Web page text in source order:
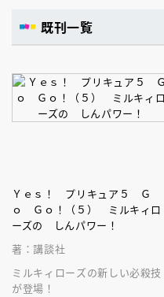
既刊一覧
Ｙｅｓ！ プリキュア５ Ｇ
ｏ Ｇｏ！（５） ミルキィロ
ーズの しんパワー！
著：講談社
ミルキィローズの新しい必殺技
が登場！